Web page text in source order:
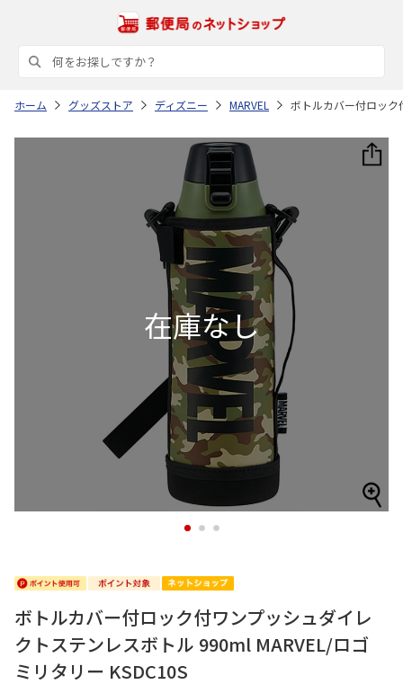
ホーム グッズストア ディズニー MARVEL ボトルカバー付ロック
1 2 3
ボトルカバー付ロック付ワンプッシュダイレ
クトステンレスボトル 990ml MARVEL/ロゴ
ミリタリー KSDC10S